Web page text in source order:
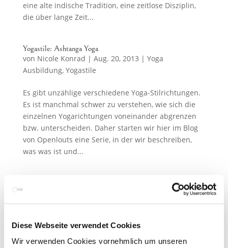
Diese Webseite verwendet Cookies
Wir verwenden Cookies vornehmlich um unseren
eine alte indische Tradition, eine zeitlose Disziplin,
die über lange Zeit...
Yogastile: Ashtanga Yoga
von Nicole Konrad | Aug. 20, 2013 | Yoga
Ausbildung, Yogastile
Es gibt unzählige verschiedene Yoga-Stilrichtungen.
Es ist manchmal schwer zu verstehen, wie sich die
einzelnen Yogarichtungen voneinander abgrenzen
bzw. unterscheiden. Daher starten wir hier im Blog
von Openlouts eine Serie, in der wir beschreiben,
was was ist und...
Die Bhagavad Gita – einer der wichtigsten Texte des Yoga
von Philosophie,
Yogawissen
Die Bhagavad Gita ist eine der bekanntesten
Schriften des Hinduismus. Sie behandelt eine Frage,